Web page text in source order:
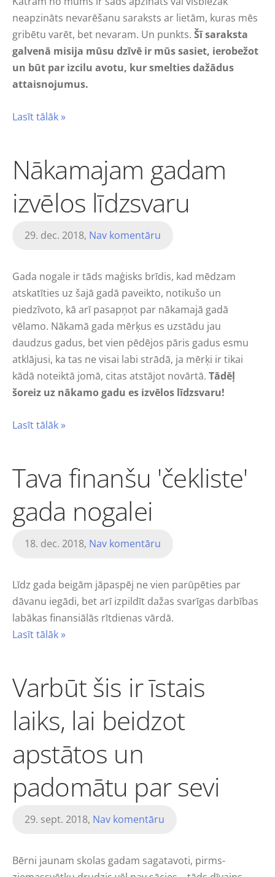
neapzināts nevarēšanu saraksts ar lietām, kuras mēs
gribētu varēt, bet nevaram. Un punkts. Šī saraksta
galvenā misija mūsu dzīvē ir mūs sasiet, ierobežot
un būt par izcilu avotu, kur smelties dažādus
attaisnojumus.
Lasīt tālāk »
Nākamajam gadam
izvēlos līdzsvaru
29. dec. 2018, Nav komentāru
Gada nogale ir tāds maģisks brīdis, kad mēdzam
atskatīties uz šajā gadā paveikto, notikušo un
piedzīvoto, kā arī pasapņot par nākamajā gadā
vēlamo. Nākamā gada mērķus es uzstādu jau
daudzus gadus, bet vien pēdējos pāris gadus esmu
atklājusi, ka tas ne visai labi strādā, ja mērķi ir tikai
kādā noteiktā jomā, citas atstājot novārtā. Tādēļ
šoreiz uz nākamo gadu es izvēlos līdzsvaru!
Lasīt tālāk »
Tava finanšu 'čekliste'
gada nogalei
18. dec. 2018, Nav komentāru
Līdz gada beigām jāpaspēj ne vien parūpēties par
dāvanu iegādi, bet arī izpildīt dažas svarīgas darbības
labākas finansiālās rītdienas vārdā.
Lasīt tālāk »
Varbūt šis ir īstais
laiks, lai beidzot
apstātos un
padomātu par sevi
29. sept. 2018, Nav komentāru
Bērni jaunam skolas gadam sagatavoti, pirms-